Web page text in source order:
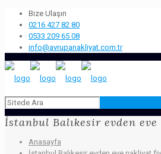
Bize Ulaşın
0216 427 82 80
0533 209 65 08
info@avrupanakliyat.com.tr
İstanbul Balıkesir evden
Anasayfa